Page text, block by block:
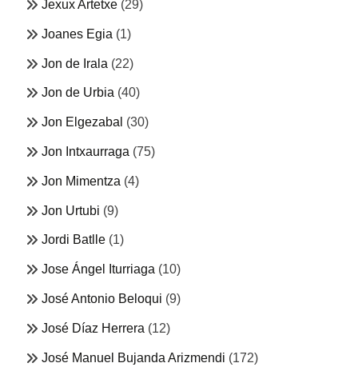
Jexux Artetxe (29)
Joanes Egia (1)
Jon de Irala (22)
Jon de Urbia (40)
Jon Elgezabal (30)
Jon Intxaurraga (75)
Jon Mimentza (4)
Jon Urtubi (9)
Jordi Batlle (1)
Jose Ángel Iturriaga (10)
José Antonio Beloqui (9)
José Díaz Herrera (12)
José Manuel Bujanda Arizmendi (172)